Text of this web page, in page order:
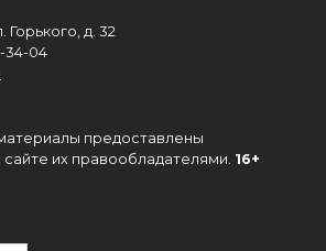
Горького, д. 32
34-04
предоставлены
их правообладателями. 16+